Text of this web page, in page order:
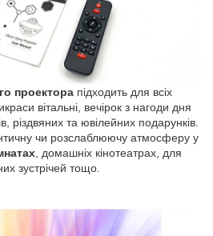
проекторапідходить для всіх
вітальні, вечірок з нагоди дня
різдвяних та ювілейних подарунків.
чи розслаблюючу атмосферу у
, домашніх кінотеатрах, для
зустрічей тощо.